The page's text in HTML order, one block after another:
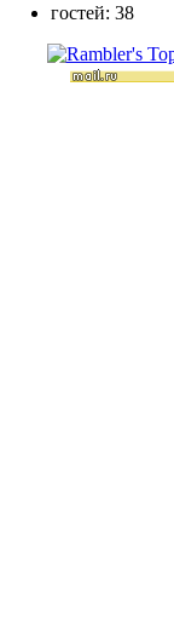
гостей: 38